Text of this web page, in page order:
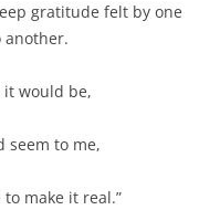
gratitude felt by one
another.
it would be,
seem to me,
make it real.”